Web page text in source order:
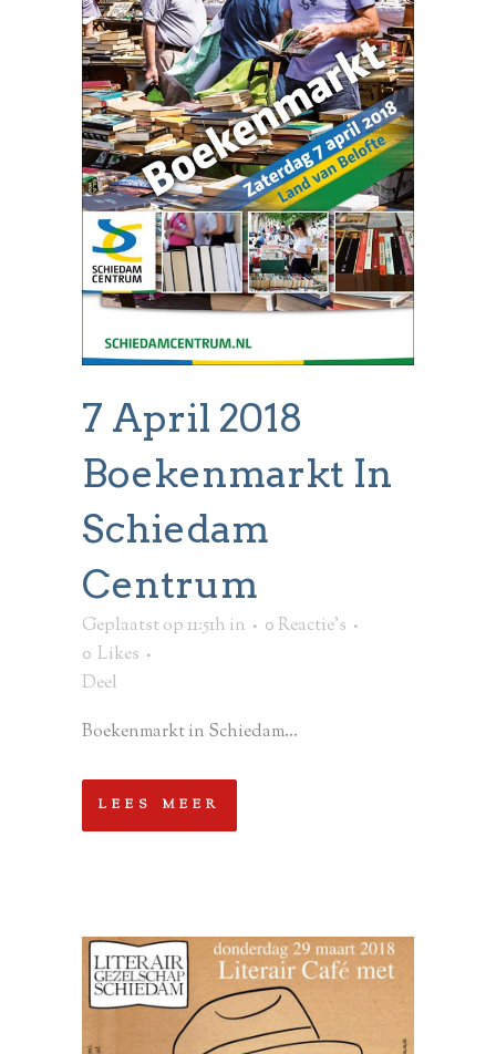
7 April 2018
Boekenmarkt In
Schiedam
Centrum
Geplaatst op 11:51h in
0 Reactie's
0 Likes
Deel
Boekenmarkt in Schiedam...
LEES MEER